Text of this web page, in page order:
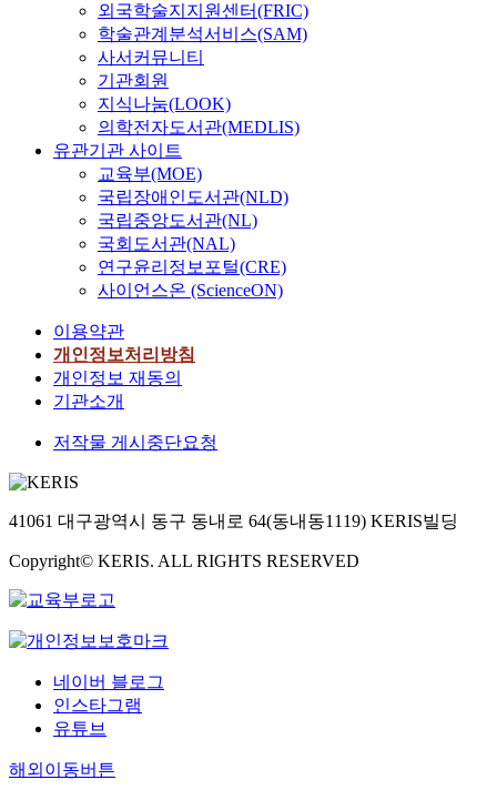
외국학술지지원센터(FRIC)
학술관계분석서비스(SAM)
사서커뮤니티
기관회원
지식나눔(LOOK)
의학전자도서관(MEDLIS)
유관기관 사이트
교육부(MOE)
국립장애인도서관(NLD)
국립중앙도서관(NL)
국회도서관(NAL)
연구윤리정보포털(CRE)
사이언스온 (ScienceON)
이용약관
개인정보처리방침
개인정보 재동의
기관소개
저작물 게시중단요청
41061 대구광역시 동구 동내로 64(동내동1119) KERIS빌딩
Copyright© KERIS. ALL RIGHTS RESERVED
네이버 블로그
인스타그램
유튜브
해외이동버튼